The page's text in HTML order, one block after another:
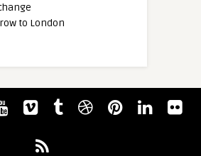
to London